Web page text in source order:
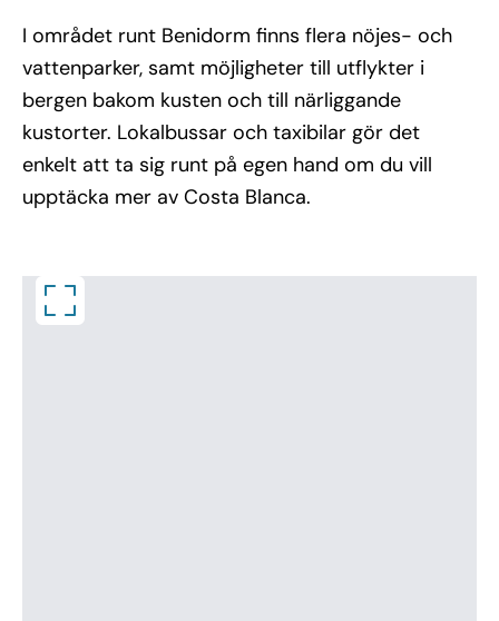
I området runt Benidorm finns flera nöjes- och
vattenparker, samt möjligheter till utflykter i
bergen bakom kusten och till närliggande
kustorter. Lokalbussar och taxibilar gör det
enkelt att ta sig runt på egen hand om du vill
upptäcka mer av Costa Blanca.